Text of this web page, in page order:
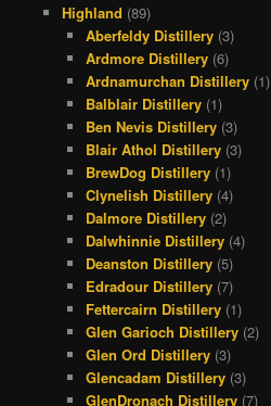
Highland (89)
Aberfeldy Distillery (3)
Ardmore Distillery (6)
Ardnamurchan Distillery (1)
Balblair Distillery (1)
Ben Nevis Distillery (3)
Blair Athol Distillery (3)
BrewDog Distillery (1)
Clynelish Distillery (4)
Dalmore Distillery (2)
Dalwhinnie Distillery (4)
Deanston Distillery (5)
Edradour Distillery (7)
Fettercairn Distillery (1)
Glen Garioch Distillery (2)
Glen Ord Distillery (3)
Glencadam Distillery (3)
GlenDronach Distillery (7)